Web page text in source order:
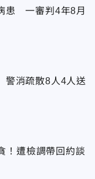
患 一審判4年8月
消疏散8人4人送
！遭檢調帶回約談